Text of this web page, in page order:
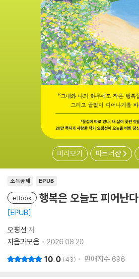
미리보기 파트너샵
소득공제 EPUB
eBook 행복은 오늘도 피어난다
EPUB
오평선 저
자음과모음
2026.08.20.
10.0 43 판매지수 696